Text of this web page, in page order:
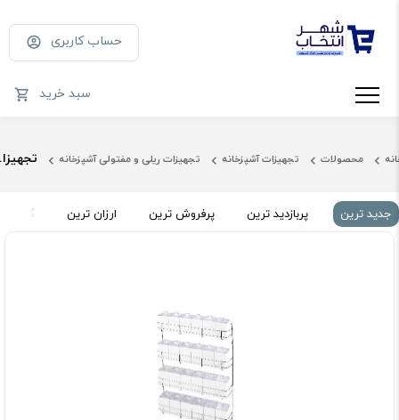
حساب کاربری
سبد خرید
محصولات تجهیزات آشپزخانه تجهیزات ریلی و مفتولی آشپزخانه تجهیزات آویز
جدید ترین پربازدید ترین پرفروش ترین ارزان ترین گران